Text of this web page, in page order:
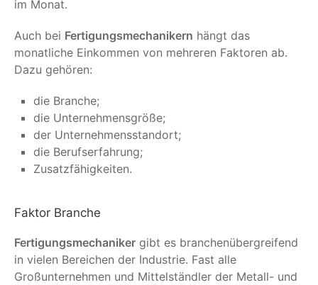
im Monat.
Auch bei Fertigungsmechanikern hängt das
monatliche Einkommen von mehreren Faktoren ab.
Dazu gehören:
die Branche;
die Unternehmensgröße;
der Unternehmensstandort;
die Berufserfahrung;
Zusatzfähigkeiten.
Faktor Branche
Fertigungsmechaniker gibt es branchenübergreifend
in vielen Bereichen der Industrie. Fast alle
Großunternehmen und Mittelständler der Metall- und